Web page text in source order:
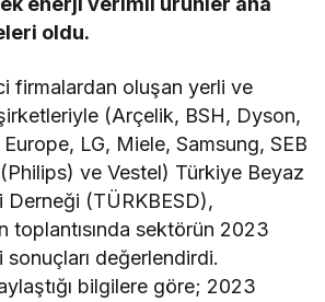
oldu.
firmalardan oluşan yerli ve
(Arçelik, BSH, Dyson,
LG, Miele, Samsung, SEB
ve Vestel) Türkiye Beyaz
Derneği (TÜRKBESD),
toplantısında sektörün 2023
sonuçları değerlendirdi.
bilgilere göre; 2023